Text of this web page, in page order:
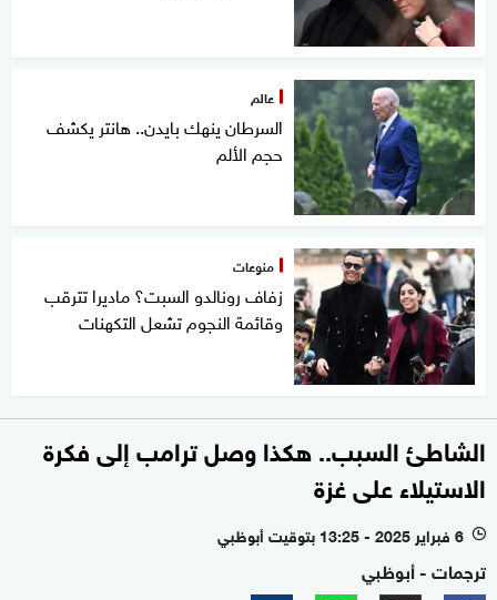
عالم
السرطان ينهك بايدن.. هانتر يكشف
حجم الألم
منوعات
زفاف رونالدو السبت؟ ماديرا تترقب
وقائمة النجوم تشعل التكهنات
الشاطئ السبب.. هكذا وصل ترامب إلى فكرة
الاستيلاء على غزة
l 6 فبراير 2025 - 13:25 بتوقيت أبوظبي
ترجمات - أبوظبي